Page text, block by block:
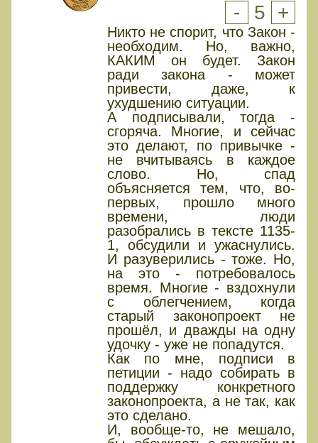
- 5 +
Никто не спорит, что Закон -
необходим. Но, важно,
КАКИМ он будет. Закон
ради закона - может
привести, даже, к
ухудшению ситуации.
А подписывали, тогда -
сгоряча. Многие, и сейчас
это делают, по привычке -
не вчитываясь в каждое
слово. Но, спад
объясняется тем, что, во-
первых, прошло много
времени, люди
разобрались в тексте 1135-
1, обсудили и ужаснулись.
И разуверились - тоже. Но,
на это - потребовалось
время. Многие - вздохнули
с облегчением, когда
старый законопроект не
прошёл, и дважды на одну
удочку - уже не попадутся.
Как по мне, подписи в
петиции - надо собирать в
поддержку конкретного
законопроекта, а не так, как
это сделано.
И, вообще-то, не мешало,